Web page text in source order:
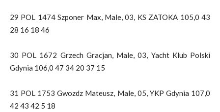
29 POL 1474 Szponer Max, Male, 03, KS ZATOKA 105,0 43
28 16 18 46
30 POL 1672 Grzech Gracjan, Male, 03, Yacht Klub Polski
Gdynia 106,0 47 34 20 37 15
31 POL 1753 Gwozdz Mateusz, Male, 05, YKP Gdynia 107,0
42 43 42 5 18